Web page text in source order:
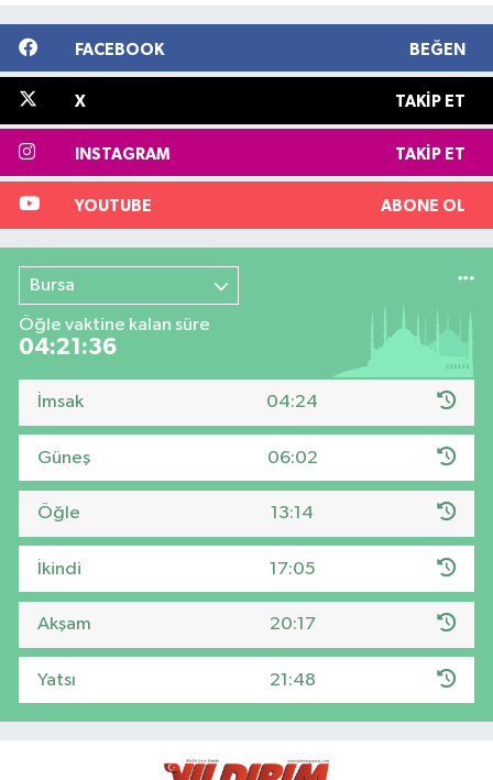
FACEBOOK BEĞEN
X TAKIP ET
INSTAGRAM TAKIP ET
YOUTUBE ABONE OL
Bursa
Öğle vaktine kalan süre
04:21:35
İmsak 04:24
Güneş 06:02
Öğle 13:14
İkindi 17:05
Akşam 20:17
Yatsı 21:48